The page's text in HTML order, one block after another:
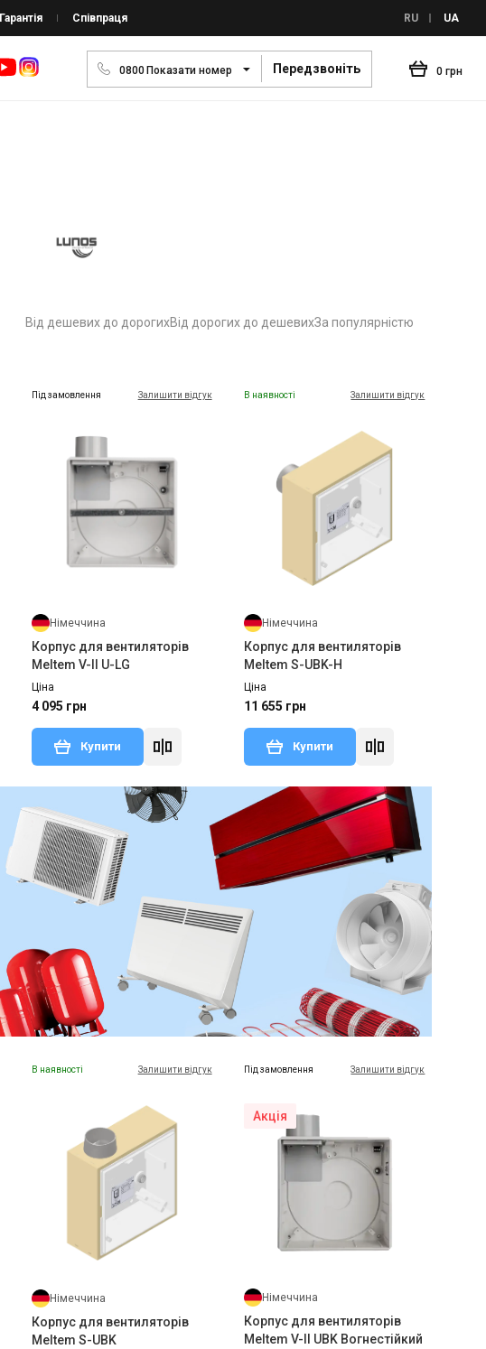
Гарантія Співпраця RU UA
0800Показати номер Передзвоніть 0 грн
Від дешевих до дорогихВід дорогих до дешевихЗа популярністю
Під замовлення Залишити відгук
Німеччина
Корпус для вентиляторів
Meltem V-II U-LG
Ціна
4 095 грн
Купити
В наявності Залишити відгук
Німеччина
Корпус для вентиляторів
Meltem S-UBK-H
Ціна
11 655 грн
Купити
В наявності Залишити відгук
Німеччина
Корпус для вентиляторів
Meltem S-UBK
Під замовлення Залишити відгук
Акція
Німеччина
Корпус для вентиляторів
Meltem V-II UBK Вогнестійкий